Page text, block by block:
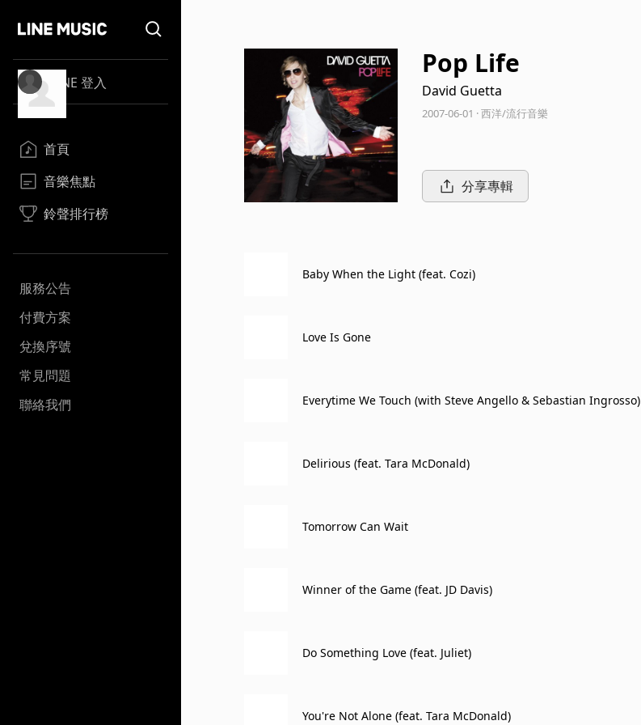
LINE 登入
首頁
音樂焦點
鈴聲排行榜
服務公告
付費方案
兌換序號
常見問題
聯絡我們
Pop Life
David Guetta
2007-06-01 · 西洋/流行音樂
分享專輯
Baby When the Light (feat. Cozi)
Love Is Gone
Everytime We Touch (with Steve Angello & Sebastian Ingrosso)
Delirious (feat. Tara McDonald)
Tomorrow Can Wait
Winner of the Game (feat. JD Davis)
Do Something Love (feat. Juliet)
You're Not Alone (feat. Tara McDonald)